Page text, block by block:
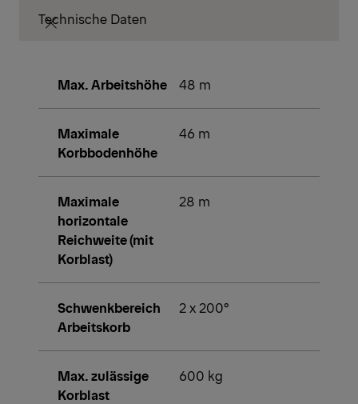
Technische Daten
Max. Arbeitshöhe 48 m
Maximale
Korbbodenhöhe
46 m
Maximale
horizontale
Reichweite (mit
Korblast)
28 m
Schwenkbereich
Arbeitskorb
2 x 200°
Max. zulässige
Korblast
600 kg